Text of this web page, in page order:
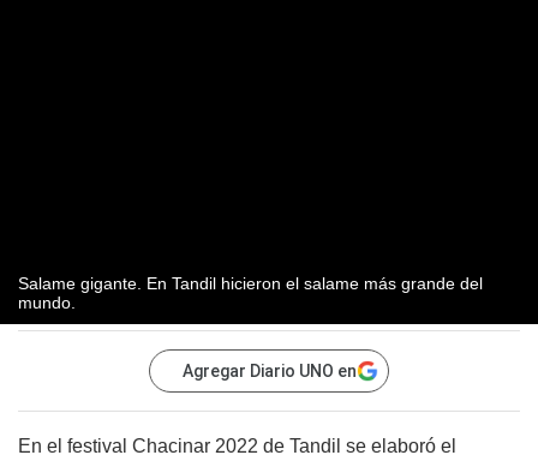
Salame gigante. En Tandil hicieron el salame más grande del
mundo.
Agregar Diario UNO en
En el festival Chacinar 2022 de Tandil se elaboró el